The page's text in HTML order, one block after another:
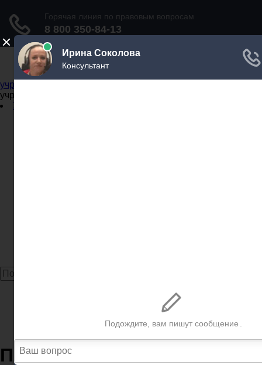
Не официальный справочник государственных
учреждений
учреждений
Задать вопрос юристу
Почтовые отделения в городе Петрозаводск
Почтовые отделения в